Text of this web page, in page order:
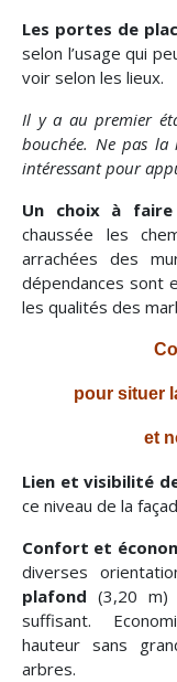
Les portes de
selon l’usage qui
voir selon les lieux.
Il y a au premier
bouchée. Ne pas
intéressant pour
Un choix à faire
chaussée les
arrachées des
dépendances sont
les qualités des
pour situer
et
Lien et visibilité
ce niveau de la
Confort et
diverses
plafond (3,20 m)
suffisant.
hauteur sans
arbres.